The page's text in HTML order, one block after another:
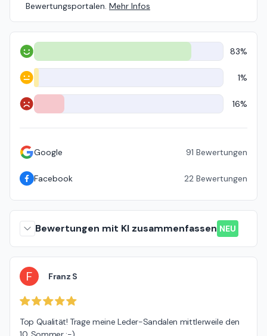
Bewertungsportalen. Mehr Infos
Positiv 83%
Neutral 1%
Negativ 16%
Google 91 Bewertungen
Facebook 22 Bewertungen
Bewertungen mit KI zusammenfassen NEU
F Franz S
Top Qualität! Trage meine Leder-Sandalen mittlerweile den